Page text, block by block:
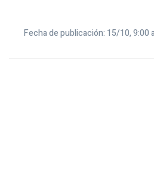
Fecha de publicación: 15/10, 9:00